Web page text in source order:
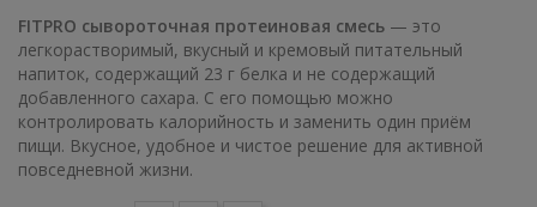
FITPRO сывороточная протеиновая смесь — это
легкорастворимый, вкусный и кремовый питательный
напиток, содержащий 23 г белка и не содержащий
добавленного сахара. С его помощью можно
контролировать калорийность и заменить один приём
пищи. Вкусное, удобное и чистое решение для активной
повседневной жизни.